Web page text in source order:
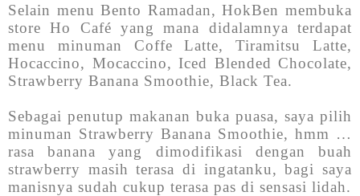
Selain menu Bento Ramadan, HokBen membuka
store Ho Café yang mana didalamnya terdapat
menu minuman Coffe Latte, Tiramitsu Latte,
Hocaccino, Mocaccino, Iced Blended Chocolate,
Strawberry Banana Smoothie, Black Tea.
Sebagai penutup makanan buka puasa, saya pilih
minuman Strawberry Banana Smoothie, hmm …
rasa banana yang dimodifikasi dengan buah
strawberry masih terasa di ingatanku, bagi saya
manisnya sudah cukup terasa pas di sensasi lidah.